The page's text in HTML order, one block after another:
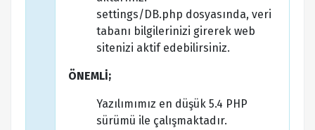
settings/DB.php dosyasında, veri
tabanı bilgilerinizi girerek web
sitenizi aktif edebilirsiniz.
ÖNEMLİ;
Yazılımımız en düşük 5.4 PHP
sürümü ile çalışmaktadır.